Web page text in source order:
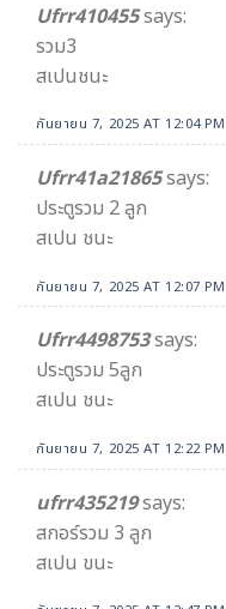
Ufrr410455says:
รวม3
สเปนชนะ
กันยายน 7, 2025 AT 12:04 PM
Ufrr41a21865​says:
ประตูรวม 2 ลูก
สเปน ชนะ
กันยายน 7, 2025 AT 12:07 PM
Ufrr4498753says:
ประตูรวม 5ลูก
สเปน ชนะ
กันยายน 7, 2025 AT 12:22 PM
ufrr435219says:
สกอร์รวม 3 ลูก
สเปน ขนะ